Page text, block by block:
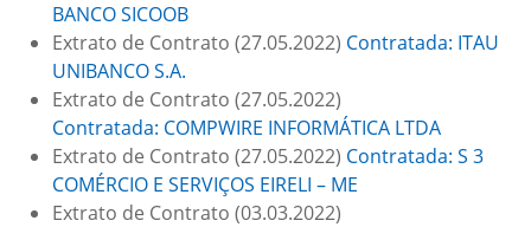
BANCO SICOOB
Extrato de Contrato (27.05.2022) Contratada: ITAU
UNIBANCO S.A.
Extrato de Contrato (27.05.2022)
Contratada: COMPWIRE INFORMÁTICA LTDA
Extrato de Contrato (27.05.2022) Contratada: S 3
COMÉRCIO E SERVIÇOS EIRELI – ME
Extrato de Contrato (03.03.2022)